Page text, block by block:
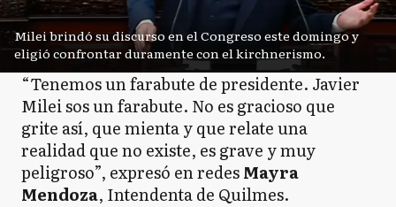
Milei brindó su discurso en el Congreso este domingo y
eligió confrontar duramente con el kirchnerismo.
“Tenemos un farabute de presidente. Javier
Milei sos un farabute. No es gracioso que
grite así, que mienta y que relate una
realidad que no existe, es grave y muy
peligroso”, expresó en redesMayra
Mendoza, Intendenta de Quilmes.